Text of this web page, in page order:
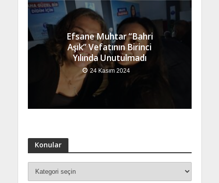
Efsane Muhtar “Bahri
Aşık” Vefatının Birinci
Yılında Unutulmadı
24 Kasım 2024
Konular